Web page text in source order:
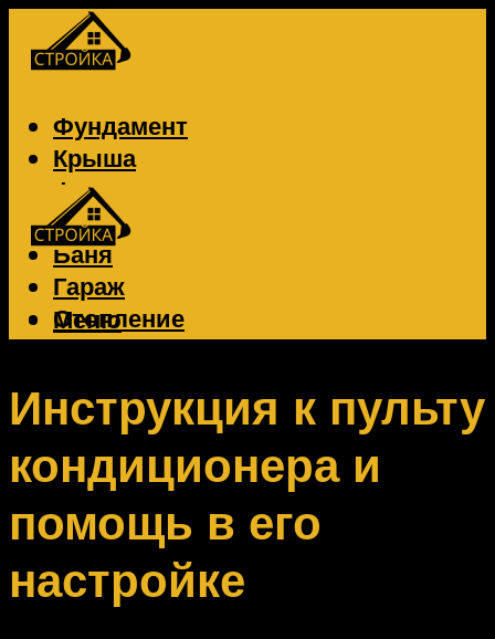
Фундамент
Крыша
Фасад
Забор
Баня
Гараж
Отопление
Вентиляция
Меню
Меню
Инструкция к пульту
кондиционера и
помощь в его
настройке